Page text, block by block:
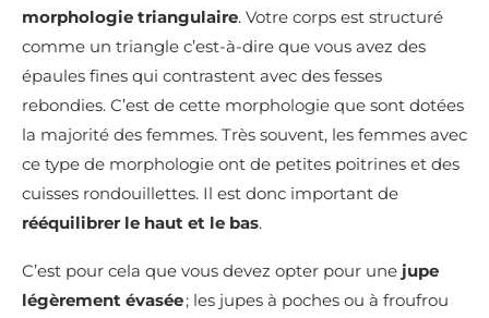
morphologie triangulaire. Votre corps est structuré
comme un triangle c’est-à-dire que vous avez des
épaules fines qui contrastent avec des fesses
rebondies. C’est de cette morphologie que sont dotées
la majorité des femmes. Très souvent, les femmes avec
ce type de morphologie ont de petites poitrines et des
cuisses rondouillettes. Il est donc important de
rééquilibrer le haut et le bas.
C’est pour cela que vous devez opter pour une jupe
légèrement évasée; les jupes à poches ou à froufrou